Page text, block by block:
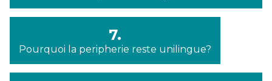
7.
Pourquoi la peripherie reste unilingue?